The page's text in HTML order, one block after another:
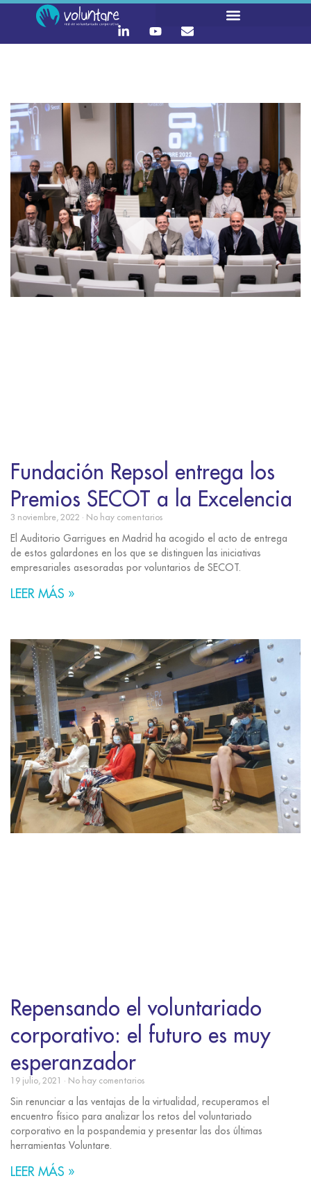
Fundación Repsol entrega los
Premios SECOT a la Excelencia
3 noviembre, 2022 No hay comentarios
El Auditorio Garrigues en Madrid ha acogido el acto de entrega
de estos galardones en los que se distinguen las iniciativas
empresariales asesoradas por voluntarios de SECOT.
LEER MÁS »
Repensando el voluntariado
corporativo: el futuro es muy
esperanzador
19 julio, 2021 No hay comentarios
Sin renunciar a las ventajas de la virtualidad, recuperamos el
encuentro físico para analizar los retos del voluntariado
corporativo en la pospandemia y presentar las dos últimas
herramientas Voluntare.
LEER MÁS »